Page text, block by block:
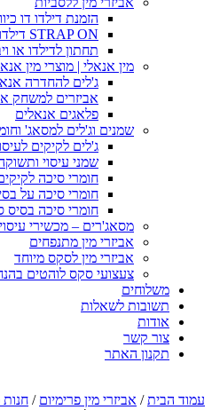
הזמנת דילדו דו
STRAP ON דילדו ורתמה
תחתון לדילדו או
מין אנאלי | מוצרי מין
ג'לים להחדרה
אביזרים למשחק
פלאגים אנאלים
שמנים וג'לים למסאג'
ג'לים לקיקים
שמני עיסוי
חומרי סיכה
חומרי סיכה על
חומרי סיכה בסיס
מסאג'רים – מכשירי עיסוי
אביזרי מין מתנפחים
אביזרי מין לסקס מיוחד
צעצועי סקס לוהטים
משלוחים
תשובות לשאלות
אודות
צור קשר
תקנון האתר
עמוד הבית/ אביזרי מין פרימיום / חנות